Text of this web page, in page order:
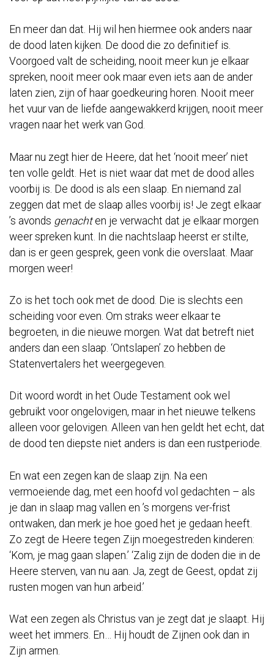
En meer dan dat. Hij wil hen hiermee ook anders naar
de dood laten kijken. De dood die zo definitief is.
Voorgoed valt de scheiding, nooit meer kun je elkaar
spreken, nooit meer ook maar even iets aan de ander
laten zien, zijn of haar goedkeuring horen. Nooit meer
het vuur van de liefde aangewakkerd krijgen, nooit meer
vragen naar het werk van God.
Maar nu zegt hier de Heere, dat het ‘nooit meer’ niet
ten volle geldt. Het is niet waar dat met de dood alles
voorbij is. De dood is als een slaap. En niemand zal
zeggen dat met de slaap alles voorbij is! Je zegt elkaar
’s avonds genachten je verwacht dat je elkaar morgen
weer spreken kunt. In die nachtslaap heerst er stilte,
dan is er geen gesprek, geen vonk die overslaat. Maar
morgen weer!
Zo is het toch ook met de dood. Die is slechts een
scheiding voor even. Om straks weer elkaar te
begroeten, in die nieuwe morgen. Wat dat betreft niet
anders dan een slaap. ‘Ontslapen’ zo hebben de
Statenvertalers het weergegeven.
Dit woord wordt in het Oude Testament ook wel
gebruikt voor ongelovigen, maar in het nieuwe telkens
alleen voor gelovigen. Alleen van hen geldt het echt, dat
de dood ten diepste niet anders is dan een rustperiode.
En wat een zegen kan de slaap zijn. Na een
vermoeiende dag, met een hoofd vol gedachten – als
je dan in slaap mag vallen en ’s morgens ver-frist
ontwaken, dan merk je hoe goed het je gedaan heeft.
Zo zegt de Heere tegen Zijn moegestreden kinderen:
‘Kom, je mag gaan slapen.’ ‘Zalig zijn de doden die in de
Heere sterven, van nu aan. Ja, zegt de Geest, opdat zij
rusten mogen van hun arbeid.’
Wat een zegen als Christus van je zegt dat je slaapt. Hij
weet het immers. En… Hij houdt de Zijnen ook dan in
Zijn armen.